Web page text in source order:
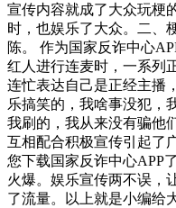
宣传内容就成了大众玩梗
时，也娱乐了大众。二、
陈。 作为国家反诈中心
红人进行连麦时，一系列
连忙表达自己是正经主播
乐搞笑的，我啥事没犯，
我刷的，我从来没有骗他
互相配合积极宣传引起了
您下载国家反诈中心APP
火爆。娱乐宣传两不误，
了流量。以上就是小编给